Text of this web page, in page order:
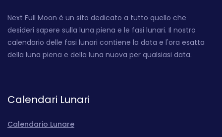
Next Full Moon è un sito dedicato a tutto quello che
desideri sapere sulla luna piena e le fasi lunari. Il nostro
calendario delle fasi lunari contiene la data e l'ora esatta
della luna piena e della luna nuova per qualsiasi data.
Calendari Lunari
Calendario Lunare